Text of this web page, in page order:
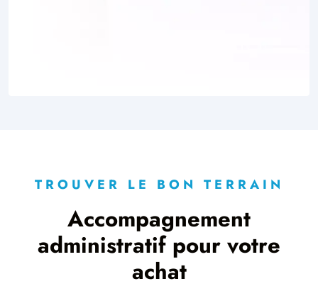
TROUVER LE BON TERRAIN
Accompagnement
administratif pour votre
achat